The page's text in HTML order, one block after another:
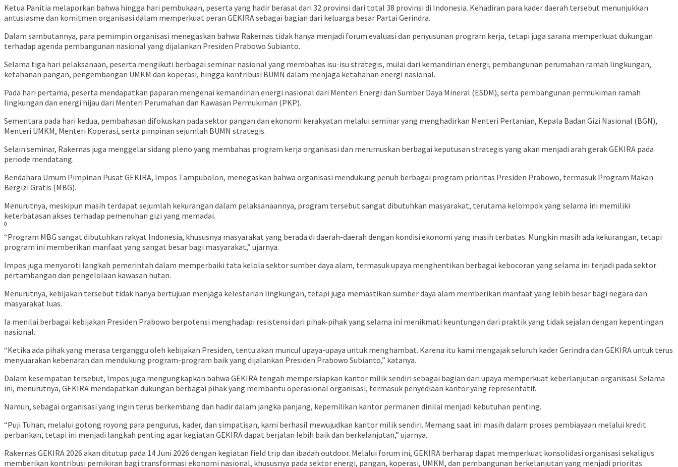
Ketua Panitia melaporkan bahwa hingga hari pembukaan, peserta yang hadir berasal dari 32 provinsi dari total 38 provinsi di Indonesia. Kehadiran para kader daerah tersebut menunjukkan
antusiasme dan komitmen organisasi dalam memperkuat peran GEKIRA sebagai bagian dari keluarga besar Partai Gerindra.
Dalam sambutannya, para pemimpin organisasi menegaskan bahwa Rakernas tidak hanya menjadi forum evaluasi dan penyusunan program kerja, tetapi juga sarana memperkuat dukungan
terhadap agenda pembangunan nasional yang dijalankan Presiden Prabowo Subianto.
Selama tiga hari pelaksanaan, peserta mengikuti berbagai seminar nasional yang membahas isu-isu strategis, mulai dari kemandirian energi, pembangunan perumahan ramah lingkungan,
ketahanan pangan, pengembangan UMKM dan koperasi, hingga kontribusi BUMN dalam menjaga ketahanan energi nasional.
Pada hari pertama, peserta mendapatkan paparan mengenai kemandirian energi nasional dari Menteri Energi dan Sumber Daya Mineral (ESDM), serta pembangunan permukiman ramah
lingkungan dan energi hijau dari Menteri Perumahan dan Kawasan Permukiman (PKP).
Sementara pada hari kedua, pembahasan difokuskan pada sektor pangan dan ekonomi kerakyatan melalui seminar yang menghadirkan Menteri Pertanian, Kepala Badan Gizi Nasional (BGN),
Menteri UMKM, Menteri Koperasi, serta pimpinan sejumlah BUMN strategis.
Selain seminar, Rakernas juga menggelar sidang pleno yang membahas program kerja organisasi dan merumuskan berbagai keputusan strategis yang akan menjadi arah gerak GEKIRA pada
periode mendatang.
Bendahara Umum Pimpinan Pusat GEKIRA, Impos Tampubolon, menegaskan bahwa organisasi mendukung penuh berbagai program prioritas Presiden Prabowo, termasuk Program Makan
Bergizi Gratis (MBG).
Menurutnya, meskipun masih terdapat sejumlah kekurangan dalam pelaksanaannya, program tersebut sangat dibutuhkan masyarakat, terutama kelompok yang selama ini memiliki
keterbatasan akses terhadap pemenuhan gizi yang memadai.
⁰
“Program MBG sangat dibutuhkan rakyat Indonesia, khususnya masyarakat yang berada di daerah-daerah dengan kondisi ekonomi yang masih terbatas. Mungkin masih ada kekurangan, tetapi
program ini memberikan manfaat yang sangat besar bagi masyarakat,” ujarnya.
Impos juga menyoroti langkah pemerintah dalam memperbaiki tata kelola sektor sumber daya alam, termasuk upaya menghentikan berbagai kebocoran yang selama ini terjadi pada sektor
pertambangan dan pengelolaan kawasan hutan.
Menurutnya, kebijakan tersebut tidak hanya bertujuan menjaga kelestarian lingkungan, tetapi juga memastikan sumber daya alam memberikan manfaat yang lebih besar bagi negara dan
masyarakat luas.
Ia menilai berbagai kebijakan Presiden Prabowo berpotensi menghadapi resistensi dari pihak-pihak yang selama ini menikmati keuntungan dari praktik yang tidak sejalan dengan kepentingan
nasional.
“Ketika ada pihak yang merasa terganggu oleh kebijakan Presiden, tentu akan muncul upaya-upaya untuk menghambat. Karena itu kami mengajak seluruh kader Gerindra dan GEKIRA untuk terus
menyuarakan kebenaran dan mendukung program-program baik yang dijalankan Presiden Prabowo Subianto,” katanya.
Dalam kesempatan tersebut, Impos juga mengungkapkan bahwa GEKIRA tengah mempersiapkan kantor milik sendiri sebagai bagian dari upaya memperkuat keberlanjutan organisasi. Selama
ini, menurutnya, GEKIRA mendapatkan dukungan berbagai pihak yang membantu operasional organisasi, termasuk penyediaan kantor yang representatif.
Namun, sebagai organisasi yang ingin terus berkembang dan hadir dalam jangka panjang, kepemilikan kantor permanen dinilai menjadi kebutuhan penting.
“Puji Tuhan, melalui gotong royong para pengurus, kader, dan simpatisan, kami berhasil mewujudkan kantor milik sendiri. Memang saat ini masih dalam proses pembiayaan melalui kredit
perbankan, tetapi ini menjadi langkah penting agar kegiatan GEKIRA dapat berjalan lebih baik dan berkelanjutan,” ujarnya.
Rakernas GEKIRA 2026 akan ditutup pada 14 Juni 2026 dengan kegiatan field trip dan ibadah outdoor. Melalui forum ini, GEKIRA berharap dapat memperkuat konsolidasi organisasi sekaligus
memberikan kontribusi pemikiran bagi transformasi ekonomi nasional, khususnya pada sektor energi, pangan, koperasi, UMKM, dan pembangunan berkelanjutan yang menjadi prioritas